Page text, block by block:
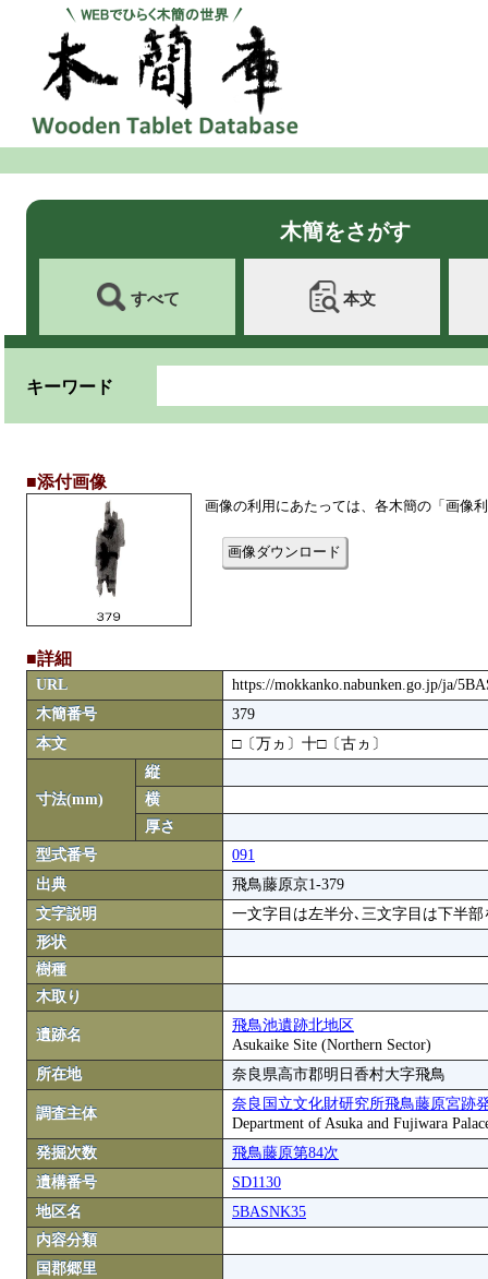
木簡をさがす
すべて 本文
キーワード
■添付画像
画像の利用にあたっては、各木簡の「画像
画像ダウンロード
■詳細
URL
https://mokkanko.nabunken.go.jp/ja/
木簡番号
379
本文
□〔万ヵ〕十□〔古ヵ〕
寸法(mm)
縦
横
厚さ
型式番号
091
出典
飛鳥藤原京1-379
文字説明
一文字目は左半分､三文字目は下半部
形状
樹種
木取り
遺跡名
飛鳥池遺跡北地区
Asukaike Site (Northern Sector)
所在地
奈良県高市郡明日香村大字飛鳥
調査主体
奈良国立文化財研究所飛鳥藤原宮跡
Department of Asuka and Fujiwara
発掘次数
飛鳥藤原第84次
遺構番号
SD1130
地区名
5BASNK35
内容分類
国郡郷里